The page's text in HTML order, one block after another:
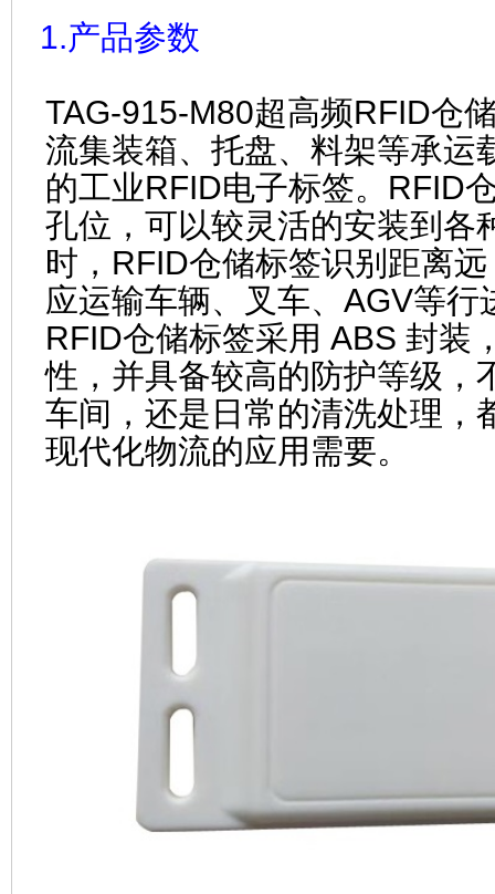
1.产品参数
TAG-915-M80超高频RFID仓
流集装箱、托盘、料架等承运
的工业RFID电子标签。 RFID
孔位，可以较灵活的安装到各
时， RFID仓储标签识别距离
应运输车辆、叉车、AGV等行
RFID仓储标签采用 ABS 封装
性，并具备较高的防护等级，
车间，还是日常的清洗处理，
现代化物流的应用需要。